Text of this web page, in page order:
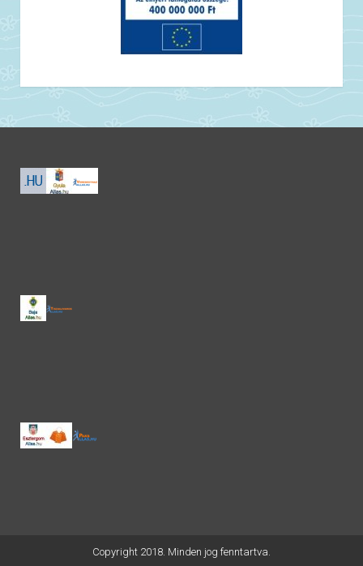
Copyright 2018. Minden jog fenntartva.